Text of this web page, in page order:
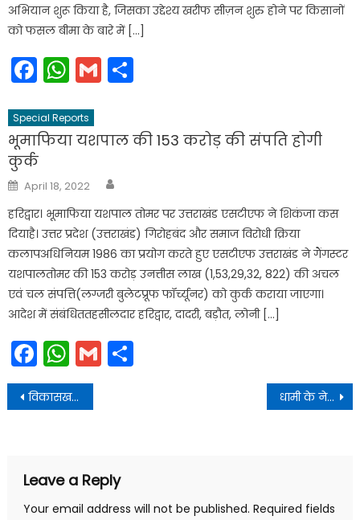
अभियान शुरू किया है, जिसका उद्देश्य खरीफ सीज़न शुरु होने पर किसानों
को फसल बीमा के बारे में […]
Facebook
WhatsApp
Gmail
Special Reports
भूमाफिया यशपाल की 153 करोड़ की संपति होगी
कुर्क
Posted
on
April 18, 2022
हरिद्वार। भूमाफिया यशपाल तोमर पर उत्तराखंड एसटीएफ ने शिकंजा कस
दियाहै। उत्तर प्रदेश (उत्तराखंड) गिरोहबंद और समाज विरोधी क्रिया
कलापअधिनियम 1986 का प्रयोग करते हुए एसटीएफ उत्तराखंड ने गैंगस्टर
यशपालतोमर की 153 करोड़ उनत्तीस लाख (1,53,29,32, 822) की अचल
एवं चल संपत्ति(लग्जरी बुलेटप्रूफ फॉर्च्यूनर) को कुर्क कराया जाएगा।
आदेश में संबंधिततहसीलदार हरिद्वार, दादरी, बड़ौत, लोनी […]
Facebook
WhatsApp
Gmail
Post
navigation
विकासखण्ड थलीसैंण के पीठसैंण में आयोजित राजकीय क्रांति दिवस मेला में प्रतिभाग किया धामी के नेतृत्व में राज्य की स्वास्थ्य सेवाओं को मजबूत करने की दिशा में एक अहम कदम उठाया गया
Leave a Reply
Your email address will not be published. Required fields